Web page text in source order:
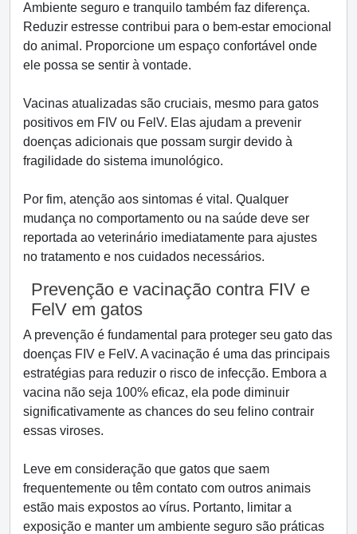
Ambiente seguro e tranquilo também faz diferença.
Reduzir estresse contribui para o bem-estar emocional
do animal. Proporcione um espaço confortável onde
ele possa se sentir à vontade.
Vacinas atualizadas são cruciais, mesmo para gatos
positivos em FIV ou FelV. Elas ajudam a prevenir
doenças adicionais que possam surgir devido à
fragilidade do sistema imunológico.
Por fim, atenção aos sintomas é vital. Qualquer
mudança no comportamento ou na saúde deve ser
reportada ao veterinário imediatamente para ajustes
no tratamento e nos cuidados necessários.
Prevenção e vacinação contra FIV e
FelV em gatos
A prevenção é fundamental para proteger seu gato das
doenças FIV e FelV. A vacinação é uma das principais
estratégias para reduzir o risco de infecção. Embora a
vacina não seja 100% eficaz, ela pode diminuir
significativamente as chances do seu felino contrair
essas viroses.
Leve em consideração que gatos que saem
frequentemente ou têm contato com outros animais
estão mais expostos ao vírus. Portanto, limitar a
exposição e manter um ambiente seguro são práticas